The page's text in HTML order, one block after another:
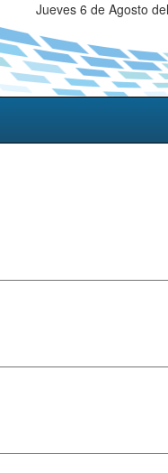
Jueves 6 de Agosto